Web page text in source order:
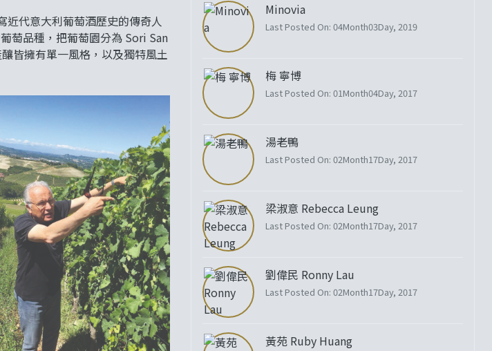
近代意大利葡萄酒歷史的傳奇人
萄品種，把葡萄園分為 Sori San
皆擁有單一風格，以及獨特風土
Minovia
Last Posted On: 04Month03Day, 2019
梅 寧博
Last Posted On: 01Month04Day, 2017
湯老鴨
Last Posted On: 02Month17Day, 2017
梁淑意 Rebecca Leung
Last Posted On: 02Month17Day, 2017
劉偉民 Ronny Lau
Last Posted On: 02Month17Day, 2017
黃苑 Ruby Huang